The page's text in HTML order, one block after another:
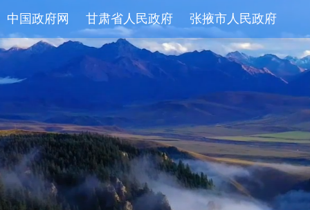
中国政府网 甘肃省人民政府 张掖市人民政府